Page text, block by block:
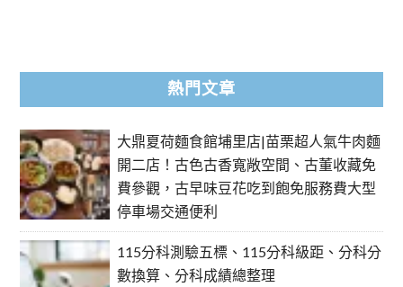
熱門文章
大鼎夏荷麵食館埔里店|苗栗超人氣牛肉麵
開二店！古色古香寬敞空間、古董收藏免
費參觀，古早味豆花吃到飽免服務費大型
停車場交通便利
115分科測驗五標、115分科級距、分科分
數換算、分科成績總整理